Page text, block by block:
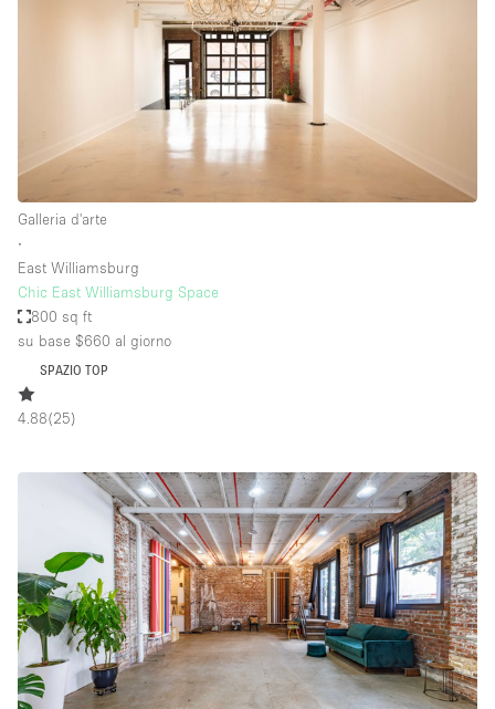
Galleria d'arte
∙
East Williamsburg
Chic East Williamsburg Space
800 sq ft
su base $660 al giorno
SPAZIO TOP
4.88(25)